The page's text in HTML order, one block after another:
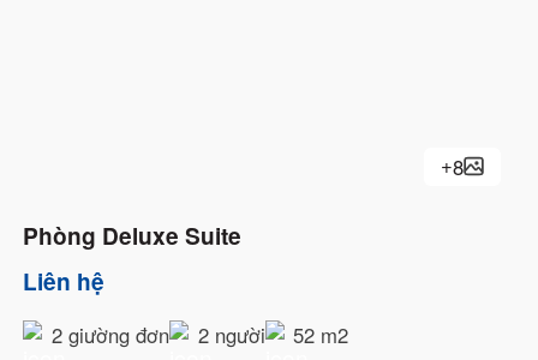
+8
Phòng Deluxe Suite
Liên hệ
2 giường đơn 2 người 52 m2